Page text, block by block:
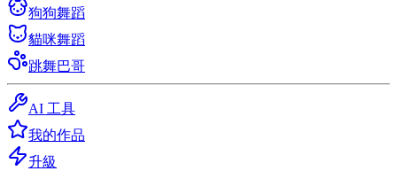
狗狗舞蹈
貓咪舞蹈
跳舞巴哥
AI 工具
我的作品
升級